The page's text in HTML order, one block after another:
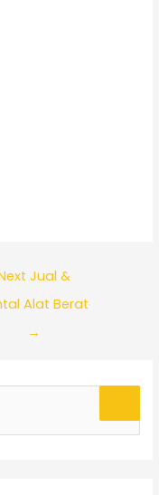
Jual &
Alat Berat
→